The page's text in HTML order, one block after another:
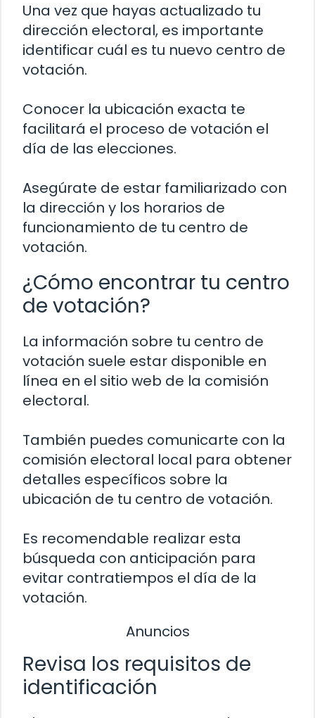
Una vez que hayas actualizado tu
dirección electoral, es importante
identificar cuál es tu nuevo centro de
votación.
Conocer la ubicación exacta te
facilitará el proceso de votación el
día de las elecciones.
Asegúrate de estar familiarizado con
la dirección y los horarios de
funcionamiento de tu centro de
votación.
¿Cómo encontrar tu centro
de votación?
La información sobre tu centro de
votación suele estar disponible en
línea en el sitio web de la comisión
electoral.
También puedes comunicarte con la
comisión electoral local para obtener
detalles específicos sobre la
ubicación de tu centro de votación.
Es recomendable realizar esta
búsqueda con anticipación para
evitar contratiempos el día de la
votación.
Anuncios
Revisa los requisitos de
identificación